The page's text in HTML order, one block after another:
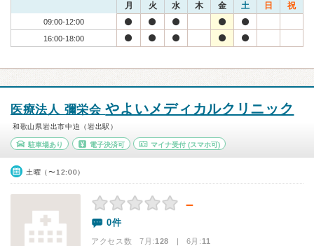
月 火 水 木 金 土 日 祝
09:00-12:00
16:00-18:00
医療法人 彌栄会やよいメディカルクリニック
和歌山県岩出市中迫（岩出駅）
駐車場あり 電子決済可 マイナ受付 (スマホ可)
土曜（〜12:00）
－
0件
アクセス数 7月:128 | 6月:11